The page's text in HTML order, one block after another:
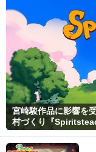
宮崎駿作品に影響を
村づくり『